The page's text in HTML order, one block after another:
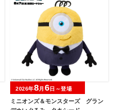
ミニオンズ＆モンスターズ グラン
2026年8月 6 日～登場